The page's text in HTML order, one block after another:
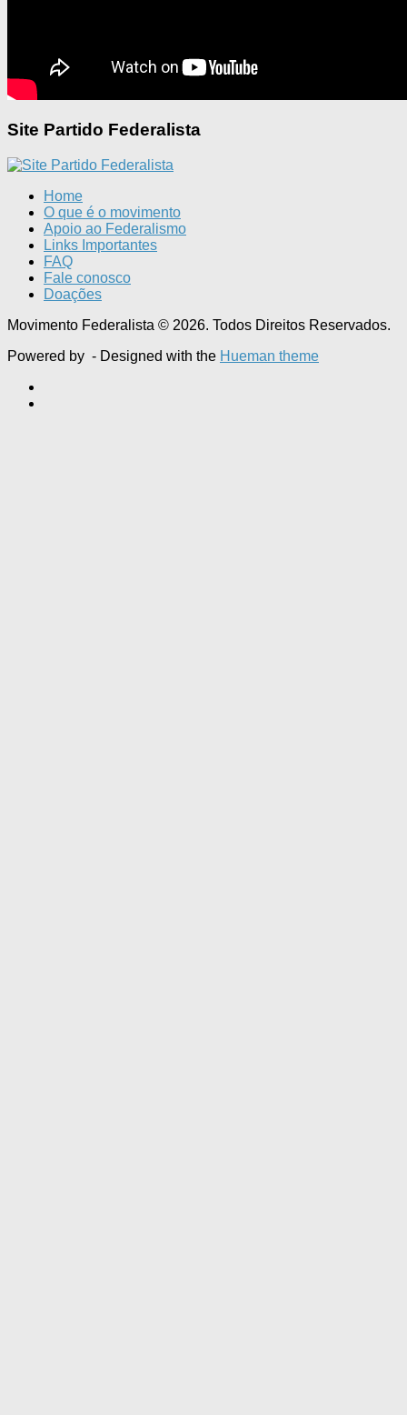
Site Partido Federalista
Home
O que é o movimento
Apoio ao Federalismo
Links Importantes
FAQ
Fale conosco
Doações
Movimento Federalista © 2026. Todos Direitos Reservados.
Powered by - Designed with the Hueman theme